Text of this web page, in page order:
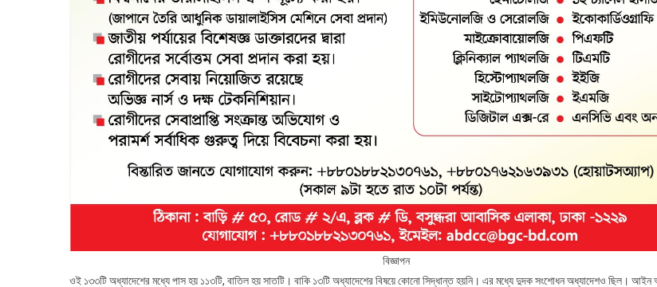
বিজ্ঞাপন
ওই ১৩৩টি অধ্যাদেশের মধ্যে পাস হয় ১১৩টি, বাতিল হয় সাতটি। বাকি ১৩টি অধ্যাদেশের বিষয়ে কোনো সিদ্ধান্ত হয়নি। এর মধ্যে দুদক সংশোধন অধ্যাদেশও ছিল। আইন